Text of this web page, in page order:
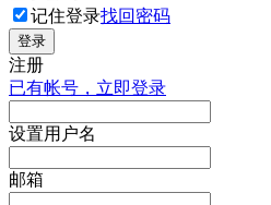
记住登录找回密码
登录
注册
已有帐号，立即登录
设置用户名
邮箱